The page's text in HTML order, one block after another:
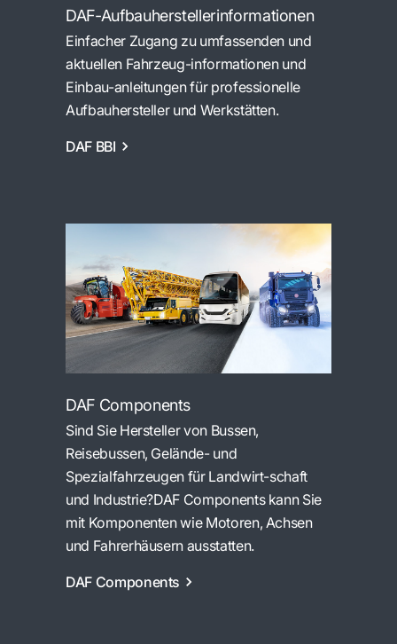
DAF-Aufbauherstellerinformationen
Einfacher Zugang zu umfassenden und
aktuellen Fahrzeug-informationen und
Einbau-anleitungen für professionelle
Aufbauhersteller und Werkstätten.
DAF BBI
DAF Components
Sind Sie Hersteller von Bussen,
Reisebussen, Gelände- und
Spezialfahrzeugen für Landwirt-schaft
und Industrie?DAF Components kann Sie
mit Komponenten wie Motoren, Achsen
und Fahrerhäusern ausstatten.
DAF Components